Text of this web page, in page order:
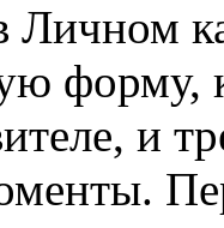
Личном
форму,
и